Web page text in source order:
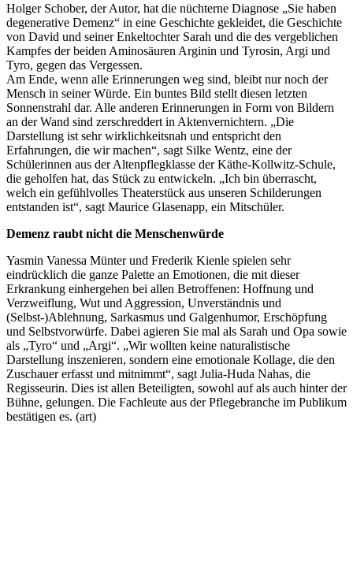
Holger Schober, der Autor, hat die nüchterne Diagnose „Sie haben
degenerative Demenz“ in eine Geschichte gekleidet, die Geschichte
von David und seiner Enkeltochter Sarah und die des vergeblichen
Kampfes der beiden Aminosäuren Arginin und Tyrosin, Argi und
Tyro, gegen das Vergessen.
Am Ende, wenn alle Erinnerungen weg sind, bleibt nur noch der
Mensch in seiner Würde. Ein buntes Bild stellt diesen letzten
Sonnenstrahl dar. Alle anderen Erinnerungen in Form von Bildern
an der Wand sind zerschreddert in Aktenvernichtern. „Die
Darstellung ist sehr wirklichkeitsnah und entspricht den
Erfahrungen, die wir machen“, sagt Silke Wentz, eine der
Schülerinnen aus der Altenpflegklasse der Käthe-Kollwitz-Schule,
die geholfen hat, das Stück zu entwickeln. „Ich bin überrascht,
welch ein gefühlvolles Theaterstück aus unseren Schilderungen
entstanden ist“, sagt Maurice Glasenapp, ein Mitschüler.
Demenz raubt nicht die Menschenwürde
Yasmin Vanessa Münter und Frederik Kienle spielen sehr
eindrücklich die ganze Palette an Emotionen, die mit dieser
Erkrankung einhergehen bei allen Betroffenen: Hoffnung und
Verzweiflung, Wut und Aggression, Unverständnis und
(Selbst-)Ablehnung, Sarkasmus und Galgenhumor, Erschöpfung
und Selbstvorwürfe. Dabei agieren Sie mal als Sarah und Opa sowie
als „Tyro“ und „Argi“. „Wir wollten keine naturalistische
Darstellung inszenieren, sondern eine emotionale Kollage, die den
Zuschauer erfasst und mitnimmt“, sagt Julia-Huda Nahas, die
Regisseurin. Dies ist allen Beteiligten, sowohl auf als auch hinter der
Bühne, gelungen. Die Fachleute aus der Pflegebranche im Publikum
bestätigen es. (art)